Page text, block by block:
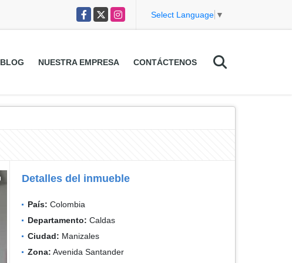
Facebook
X Instagram Select Language ▼
BLOG NUESTRA EMPRESA CONTÁCTENOS
Detalles del inmueble
País: Colombia
Departamento: Caldas
Ciudad: Manizales
Zona: Avenida Santander